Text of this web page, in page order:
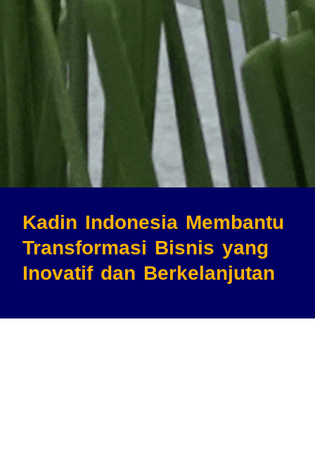
Kadin Indonesia Membantu
Transformasi Bisnis yang
Inovatif dan Berkelanjutan